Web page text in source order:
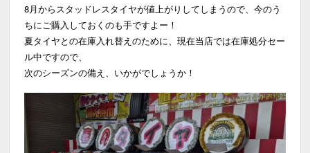
8月からスタッドレスタイヤが値上がりしてしまうので、今のう
ちにご購入しておくのも手ですよー！
夏タイヤとの在庫入れ替えのために、現在当店では在庫処分セー
ル中ですので、
次のシーズンの備え、いかがでしょうか！